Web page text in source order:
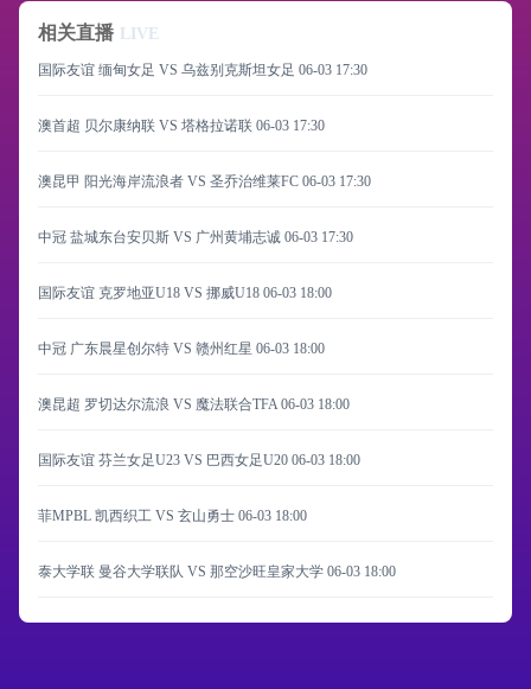
相关直播 LIVE
国际友谊 缅甸女足 VS 乌兹别克斯坦女足 06-03 17:30
澳首超 贝尔康纳联 VS 塔格拉诺联 06-03 17:30
澳昆甲 阳光海岸流浪者 VS 圣乔治维莱FC 06-03 17:30
中冠 盐城东台安贝斯 VS 广州黄埔志诚 06-03 17:30
国际友谊 克罗地亚U18 VS 挪威U18 06-03 18:00
中冠 广东晨星创尔特 VS 赣州红星 06-03 18:00
澳昆超 罗切达尔流浪 VS 魔法联合TFA06-03 18:00
国际友谊 芬兰女足U23 VS 巴西女足U20 06-03 18:00
菲MPBL 凯西织工 VS 玄山勇士 06-03 18:00
泰大学联 曼谷大学联队 VS 那空沙旺皇家大学 06-03 18:00